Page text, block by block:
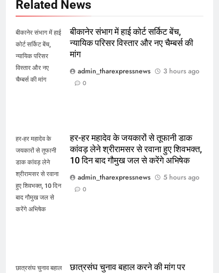
Related News
बीकानेर संभाग में हाई
कोर्ट सर्किट बेंच,
न्यायिक परिसर
विस्तार और नए
चैम्बर्स की मांग
बीकानेर संभाग में हाई कोर्ट सर्किट बेंच,
न्यायिक परिसर विस्तार और नए चैम्बर्स की
मांग
admin_tharexpressnews
3 hours ago
0
हर-हर महादेव के
जयकारों से तूफानी
डाक कांवड़ लेने
श्रीरामसर से रवाना
हुए शिवभक्त, 10 दिन
बाद गौमुख जल से
करेंगे अभिषेक
हर-हर महादेव के जयकारों से तूफानी डाक
कांवड़ लेने श्रीरामसर से रवाना हुए शिवभक्त,
10 दिन बाद गौमुख जल से करेंगे अभिषेक
admin_tharexpressnews
5 hours ago
0
छात्रसंघ चुनाव बहाल
छात्रसंघ चुनाव बहाल करने की मांग पर